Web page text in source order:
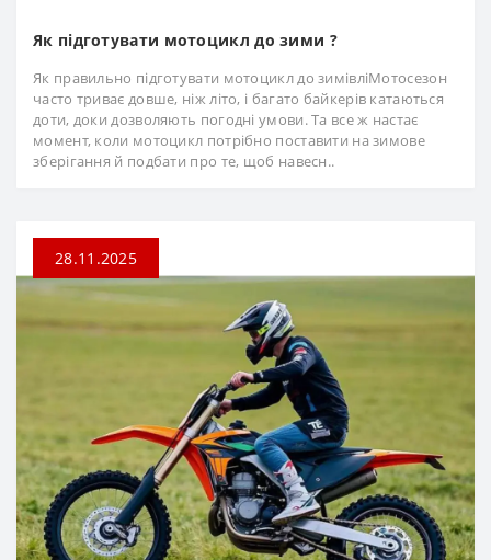
Як підготувати мотоцикл до зими ?
Як правильно підготувати мотоцикл до зимівліМотосезон
часто триває довше, ніж літо, і багато байкерів катаються
доти, доки дозволяють погодні умови. Та все ж настає
момент, коли мотоцикл потрібно поставити на зимове
зберігання й подбати про те, щоб навесн..
28.11.2025